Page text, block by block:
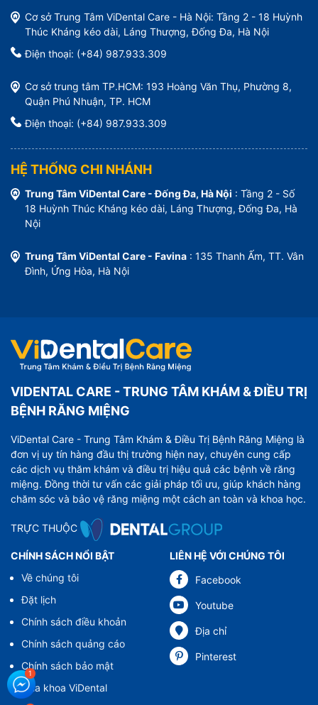
Cơ sở Trung Tâm ViDental Care - Hà Nội: Tầng 2 - 18 Huỳnh
Thúc Kháng kéo dài, Láng Thượng, Đống Đa, Hà Nội
Điện thoại: (+84) 987.933.309
Cơ sở trung tâm TP.HCM: 193 Hoàng Văn Thụ, Phường 8,
Quận Phú Nhuận, TP. HCM
Điện thoại: (+84) 987.933.309
HỆ THỐNG CHI NHÁNH
Trung Tâm ViDental Care - Đống Đa, Hà Nội : Tầng 2 - Số
18 Huỳnh Thúc Kháng kéo dài, Láng Thượng, Đống Đa, Hà
Nội
Trung Tâm ViDental Care - Favina : 135 Thanh Ấm, TT. Vân
Đình, Ứng Hòa, Hà Nội
VIDENTAL CARE - TRUNG TÂM KHÁM & ĐIỀU TRỊ
BỆNH RĂNG MIỆNG
ViDental Care - Trung Tâm Khám & Điều Trị Bệnh Răng Miệng là
đơn vị uy tín hàng đầu thị trường hiện nay, chuyên cung cấp
các dịch vụ thăm khám và điều trị hiệu quả các bệnh về răng
miệng. Đồng thời tư vấn các giải pháp tối ưu, giúp khách hàng
chăm sóc và bảo vệ răng miệng một cách an toàn và khoa học.
TRỰC THUỘC
CHÍNH SÁCH NỔI BẬT
Về chúng tôi
Đặt lịch
Chính sách điều khoản
Chính sách quảng cáo
Chính sách bảo mật
Nha khoa ViDental
LIÊN HỆ VỚI CHÚNG TÔI
Facebook
Youtube
Địa chỉ
Pinterest